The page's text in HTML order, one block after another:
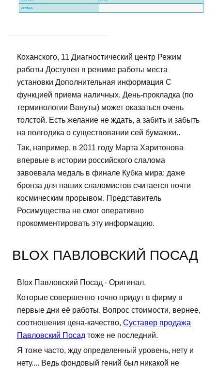
Коханского, 11 Диагностический центр Режим
работы Доступен в режиме работы места
установки Дополнительная информация С
функцией приема наличных. День-прокладка (по
терминологии Вануты) может оказаться очень
толстой. Есть желание не ждать, а забить и забыть
на полгодика о существовании сей бумажки..
Так, например, в 2011 году Марта Харитонова
впервые в истории российского слалома
завоевала медаль в финале Кубка мира: даже
бронза для наших слаломистов считается почти
космическим прорывом. Представитель
Росимущества не смог оперативно
прокомментировать эту информацию.
BLOX ПАВЛОВСКИЙ ПОСАД
Blox Павловский Посад - Оригинал.
Которые совершенно точно придут в фирму в
первые дни её работы. Вопрос стоимости, вернее,
соотношения цена-качество, Суставер продажа
Павловский Посад тоже не последний.
Я тоже часто, жду определенный уровень, нету и
нету.... Ведь фондовый гений был никакой не